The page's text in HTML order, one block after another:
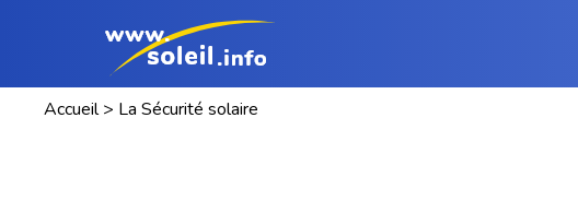
Accueil > La Sécurité solaire